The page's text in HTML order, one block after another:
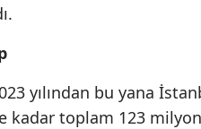
yılından bu yana
kadar toplam 123